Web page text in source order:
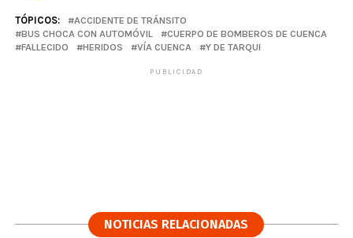
TÓPICOS:
ACCIDENTE DE TRÁNSITO
BUS CHOCA CON AUTOMÓVIL
CUERPO DE BOMBEROS DE CUENCA
FALLECIDO
HERIDOS VÍA CUENCA Y DE TARQUI
PUBLICIDAD
NOTICIAS RELACIONADAS